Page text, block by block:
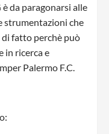
da paragonarsi alle
strumentazioni che
di fatto perchè può
in ricerca e
Palermo F.C.